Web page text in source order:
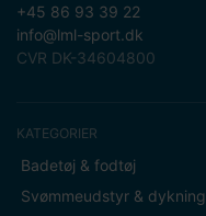
+45 86 93 39 22
info@lml-sport.dk
CVR DK-34604800
KATEGORIER
Badetøj & fodtøj
Svømmeudstyr & dykning